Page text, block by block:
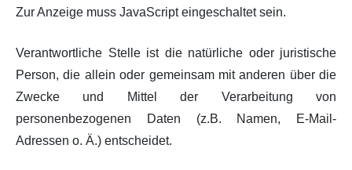
Zur Anzeige muss JavaScript eingeschaltet sein.
Verantwortliche Stelle ist die natürliche oder juristische
Person, die allein oder gemeinsam mit anderen über die
Zwecke und Mittel der Verarbeitung von
personenbezogenen Daten (z.B. Namen, E-Mail-
Adressen o. Ä.) entscheidet.